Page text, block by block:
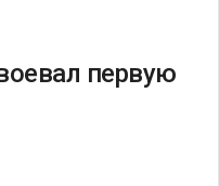
первую